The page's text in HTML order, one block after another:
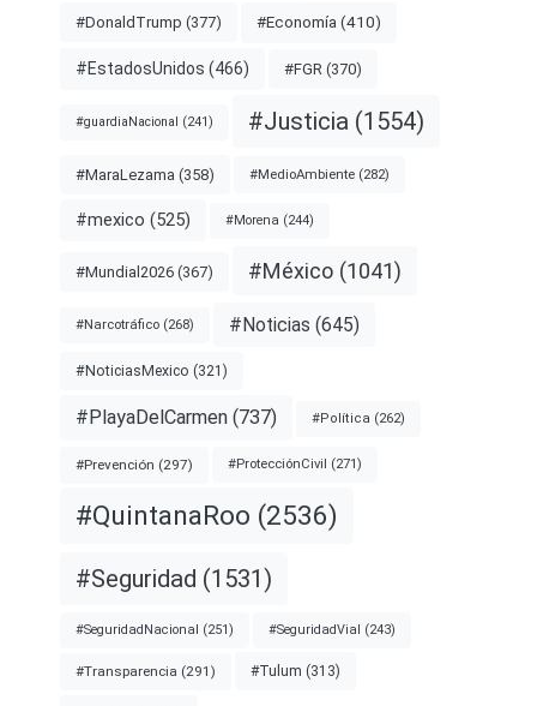
#DonaldTrump (377) #Economía (410)
#EstadosUnidos (466) #FGR (370)
#guardiaNacional (241) #Justicia (1554)
#MaraLezama (358) #MedioAmbiente (282)
#mexico (525) #Morena (244)
#Mundial2026 (367) #México (1041)
#Narcotráfico (268) #Noticias (645)
#NoticiasMexico (321)
#PlayaDelCarmen (737) #Política (262)
#Prevención (297) #ProtecciónCivil (271)
#QuintanaRoo (2536)
#Seguridad (1531)
#SeguridadNacional (251) #SeguridadVial (243)
#Transparencia (291) #Tulum (313)